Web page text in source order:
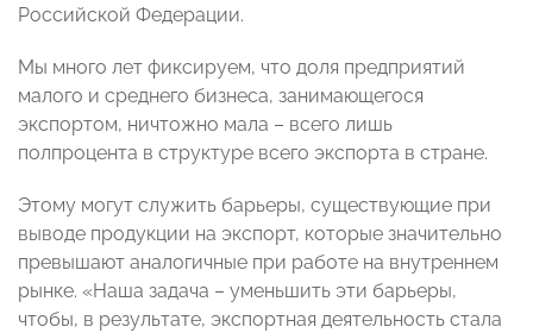
Российской Федерации.
Мы много лет фиксируем, что доля предприятий
малого и среднего бизнеса, занимающегося
экспортом, ничтожно мала – всего лишь
полпроцента в структуре всего экспорта в стране.
Этому могут служить барьеры, существующие при
выводе продукции на экспорт, которые значительно
превышают аналогичные при работе на внутреннем
рынке. «Наша задача – уменьшить эти барьеры,
чтобы, в результате, экспортная деятельность стала